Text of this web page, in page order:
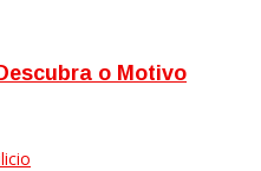
o Motivo